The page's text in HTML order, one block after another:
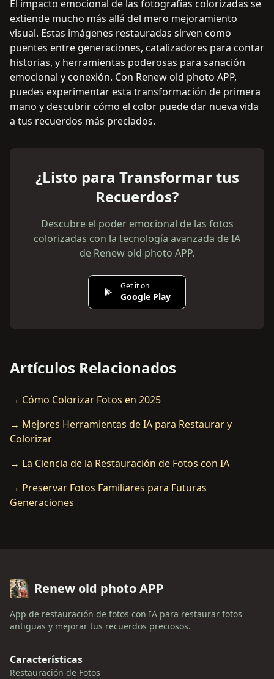
El impacto emocional de las fotografías colorizadas se
extiende mucho más allá del mero mejoramiento
visual. Estas imágenes restauradas sirven como
puentes entre generaciones, catalizadores para contar
historias, y herramientas poderosas para sanación
emocional y conexión. Con Renew old photo APP,
puedes experimentar esta transformación de primera
mano y descubrir cómo el color puede dar nueva vida
a tus recuerdos más preciados.
¿Listo para Transformar tus
Recuerdos?
Descubre el poder emocional de las fotos
colorizadas con la tecnología avanzada de IA
de Renew old photo APP.
Get it on
Google Play
Artículos Relacionados
→ Cómo Colorizar Fotos en 2025
→ Mejores Herramientas de IA para Restaurar y
Colorizar
→ La Ciencia de la Restauración de Fotos con IA
→ Preservar Fotos Familiares para Futuras
Generaciones
Renew old photo APP
App de restauración de fotos con IA para restaurar fotos
antiguas y mejorar tus recuerdos preciosos.
Características
Restauración de Fotos